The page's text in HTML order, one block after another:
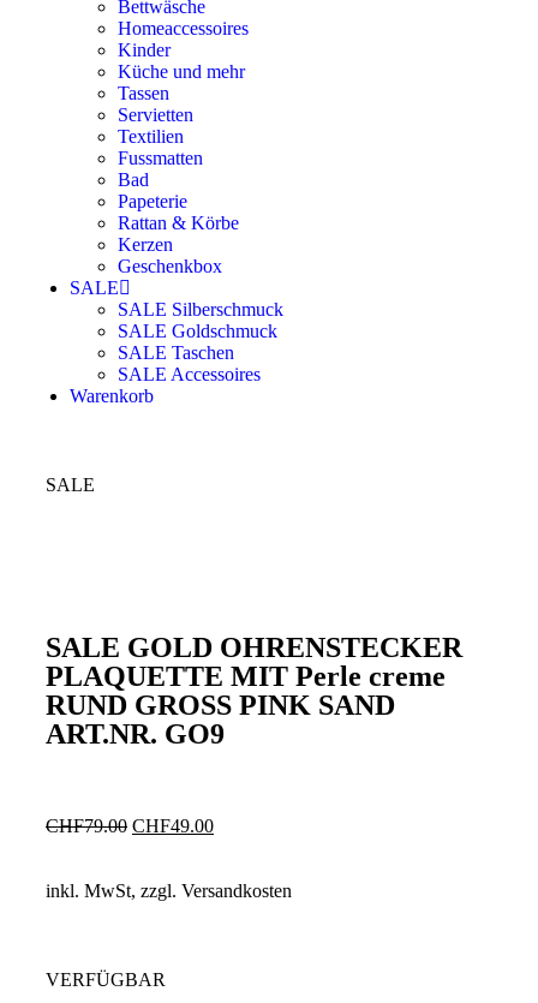
Bettwäsche
Homeaccessoires
Kinder
Küche und mehr
Tassen
Servietten
Textilien
Fussmatten
Bad
Papeterie
Rattan & Körbe
Kerzen
Geschenkbox
SALE
SALE Silberschmuck
SALE Goldschmuck
SALE Taschen
SALE Accessoires
Warenkorb
SALE
SALE GOLD OHRENSTECKER
PLAQUETTE MIT Perle creme
RUND GROSS PINK SAND
ART.NR. GO9
CHF79.00 CHF49.00
inkl. MwSt, zzgl. Versandkosten
VERFÜGBAR